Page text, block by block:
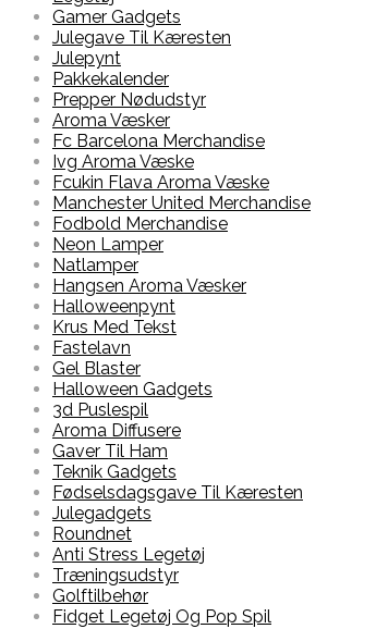
Gamer Gadgets
Julegave Til Kæresten
Julepynt
Pakkekalender
Prepper Nødudstyr
Aroma Væsker
Fc Barcelona Merchandise
Ivg Aroma Væske
Fcukin Flava Aroma Væske
Manchester United Merchandise
Fodbold Merchandise
Neon Lamper
Natlamper
Hangsen Aroma Væsker
Halloweenpynt
Krus Med Tekst
Fastelavn
Gel Blaster
Halloween Gadgets
3d Puslespil
Aroma Diffusere
Gaver Til Ham
Teknik Gadgets
Fødselsdagsgave Til Kæresten
Julegadgets
Roundnet
Anti Stress Legetøj
Træningsudstyr
Golftilbehør
Fidget Legetøj Og Pop Spil